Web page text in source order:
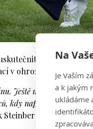
Na
Je Vaším
a k jakým
ukládáme
alespoň na
v ohrožení.
Ještě máme před
kdy naposledy hrál